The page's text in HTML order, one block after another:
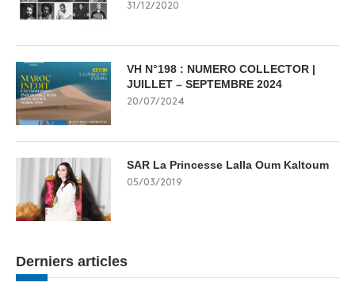
31/12/2020
VH N°198 : NUMERO COLLECTOR |
JUILLET – SEPTEMBRE 2024
20/07/2024
SAR La Princesse Lalla Oum Kaltoum
05/03/2019
Derniers articles